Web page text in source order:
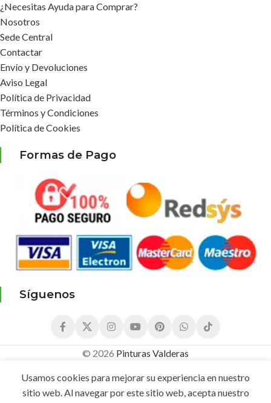
¿Necesitas Ayuda para Comprar?
Nosotros
Sede Central
Contactar
Envío y Devoluciones
Aviso Legal
Política de Privacidad
Términos y Condiciones
Política de Cookies
Formas de Pago
Síguenos
© 2026 Pinturas Valderas
Usamos cookies para mejorar su experiencia en nuestro
sitio web. Al navegar por este sitio web, acepta nuestro
Negra
Con
5,95€
IVA
Incluido
Puntos!